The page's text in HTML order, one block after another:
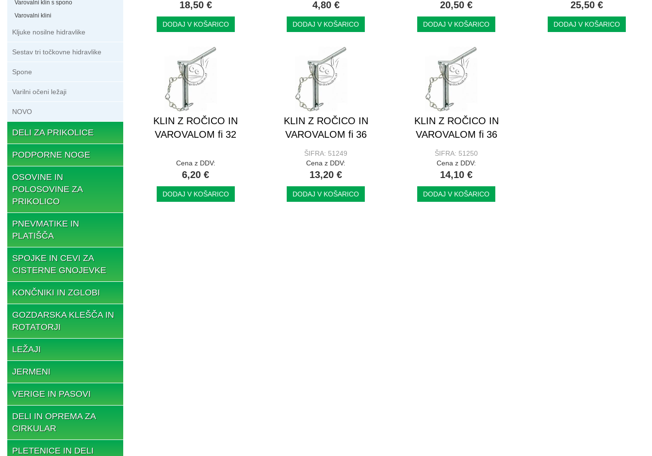
Varovalni klin s spono
Varovalni klini
Kljuke nosilne hidravlike
Sestav tri točkovne hidravlike
Spone
Varilni očeni ležaji
NOVO
DELI ZA PRIKOLICE
PODPORNE NOGE
OSOVINE IN
POLOSOVINE ZA
PRIKOLICO
PNEVMATIKE IN
PLATIŠČA
SPOJKE IN CEVI ZA
CISTERNE GNOJEVKE
KONČNIKI IN ZGLOBI
GOZDARSKA KLEŠČA IN
ROTATORJI
LEŽAJI
JERMENI
VERIGE IN PASOVI
DELI IN OPREMA ZA
CIRKULAR
PLETENICE IN DELI
18,50 €
DODAJ V KOŠARICO
4,80 €
DODAJ V KOŠARICO
20,50 €
DODAJ V KOŠARICO
25,50 €
DODAJ V KOŠARICO
KLIN Z ROČICO IN
VAROVALOM fi 32
Cena z DDV:
6,20 €
DODAJ V KOŠARICO
KLIN Z ROČICO IN
VAROVALOM fi 36
ŠIFRA: 51249
Cena z DDV:
13,20 €
DODAJ V KOŠARICO
KLIN Z ROČICO IN
VAROVALOM fi 36
ŠIFRA: 51250
Cena z DDV:
14,10 €
DODAJ V KOŠARICO